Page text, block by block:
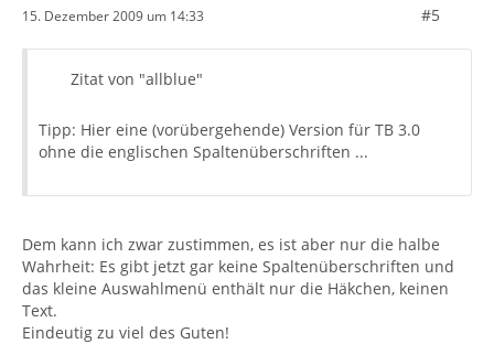
15. Dezember 2009 um 14:33 #5
Zitat von "allblue"
Tipp: Hier eine (vorübergehende) Version für TB 3.0
ohne die englischen Spaltenüberschriften ...
Dem kann ich zwar zustimmen, es ist aber nur die halbe
Wahrheit: Es gibt jetzt gar keine Spaltenüberschriften und
das kleine Auswahlmenü enthält nur die Häkchen, keinen
Text.
Eindeutig zu viel des Guten!